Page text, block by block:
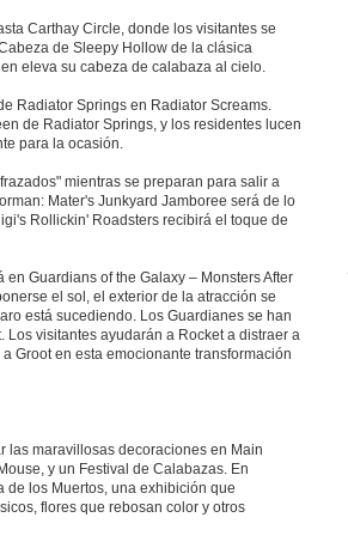
Carthay Circle, donde los visitantes se
de Sleepy Hollow de la clásica
eleva su cabeza de calabaza al cielo.
Radiator Springs en Radiator Screams.
de Radiator Springs, y los residentes lucen
para la ocasión.
mientras se preparan para salir a
Mater's Junkyard Jamboree será de lo
Rollickin' Roadsters recibirá el toque de
Guardians of the Galaxy – Monsters After
el sol, el exterior de la atracción se
está sucediendo. Los Guardianes se han
visitantes ayudarán a Rocket a distraer a
Groot en esta emocionante transformación
las maravillosas decoraciones en Main
y un Festival de Calabazas. En
de los Muertos, una exhibición que
flores que rebosan color y otros